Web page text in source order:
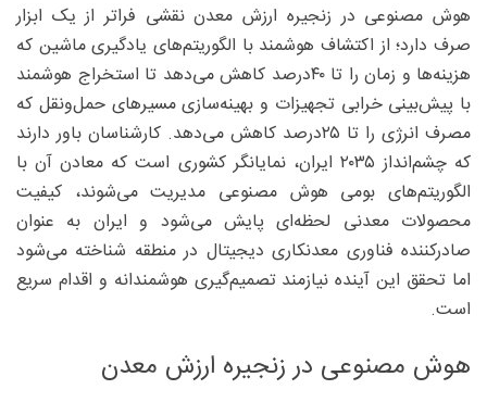
هوش مصنوعی در زنجیره ارزش معدن نقشی فراتر از یک ابزار
صرف دارد؛ از اکتشاف هوشمند با الگوریتم‌های یادگیری ماشین که
هزینه‌ها و زمان را تا ۴۰‌درصد کاهش می‌دهد تا استخراج هوشمند
با پیش‌بینی خرابی تجهیزات و بهینه‌سازی مسیرهای حمل‌ونقل که
مصرف انرژی را تا ۲۵‌درصد کاهش می‌دهد. کارشناسان باور دارند
که چشم‌انداز ۲۰۳۵ ایران، نمایانگر کشوری است که معادن آن با
الگوریتم‌های بومی هوش مصنوعی مدیریت می‌شوند، کیفیت
محصولات معدنی لحظه‌ای پایش می‌شود و ایران به عنوان
صادرکننده فناوری معدنکاری دیجیتال در منطقه شناخته می‌شود
اما تحقق این آینده نیازمند تصمیم‌گیری هوشمندانه و اقدام سریع
است.
هوش مصنوعی در زنجیره ارزش معدن